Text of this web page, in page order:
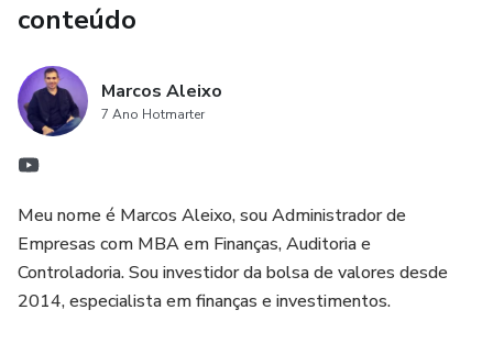
conteúdo
Marcos Aleixo
7 Ano Hotmarter
Meu nome é Marcos Aleixo, sou Administrador de
Empresas com MBA em Finanças, Auditoria e
Controladoria. Sou investidor da bolsa de valores desde
2014, especialista em finanças e investimentos.